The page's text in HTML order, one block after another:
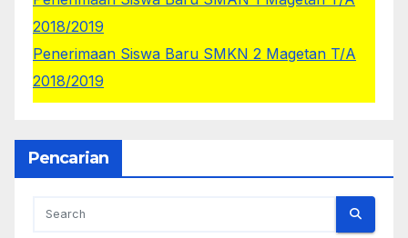
2018/2019
Penerimaan Siswa Baru SMKN 2 Magetan T/A
2018/2019
Siswa - siswi kelas IX masuk tanggal 28 Mei
pada hari tersebut
JUKNIS PPDB untuk SMA/SMK Tahun 2018
Pencarian